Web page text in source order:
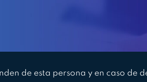
de esta persona y en caso de